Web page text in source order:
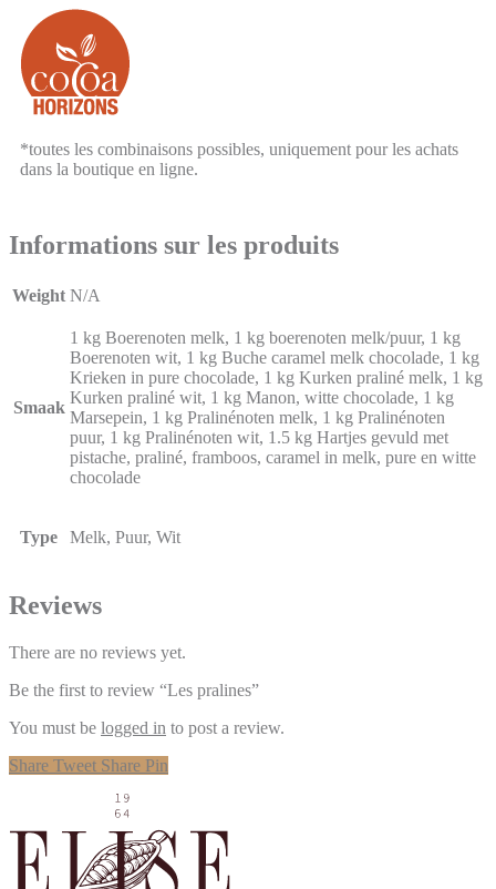
*toutes les combinaisons possibles, uniquement pour les achats
dans la boutique en ligne.
Informations sur les produits
Weight N/A
Smaak
1 kg Boerenoten melk, 1 kg boerenoten melk/puur, 1 kg
Boerenoten wit, 1 kg Buche caramel melk chocolade, 1 kg
Krieken in pure chocolade, 1 kg Kurken praliné melk, 1 kg
Kurken praliné wit, 1 kg Manon, witte chocolade, 1 kg
Marsepein, 1 kg Pralinénoten melk, 1 kg Pralinénoten
puur, 1 kg Pralinénoten wit, 1.5 kg Hartjes gevuld met
pistache, praliné, framboos, caramel in melk, pure en witte
chocolade
Type Melk, Puur, Wit
Reviews
There are no reviews yet.
Be the first to review “Les pralines”
You must be logged in to post a review.
Share Tweet Share Pin